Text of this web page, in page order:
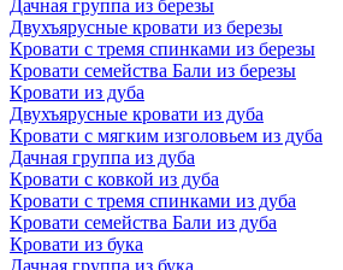
Дачная группа из березы
Двухъярусные кровати из березы
Кровати с тремя спинками из березы
Кровати семейства Бали из березы
Кровати из дуба
Двухъярусные кровати из дуба
Кровати с мягким изголовьем из дуба
Дачная группа из дуба
Кровати с ковкой из дуба
Кровати с тремя спинками из дуба
Кровати семейства Бали из дуба
Кровати из бука
Дачная группа из бука